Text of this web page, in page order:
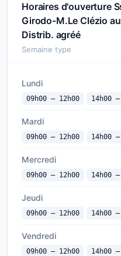
Horaires d'ouverture
Girodo-M.Le Clézio
Distrib. agréé
Semaine type
Lundi
09h00 — 12h00 14h00
Mardi
09h00 — 12h00 14h00
Mercredi
09h00 — 12h00 14h00
Jeudi
09h00 — 12h00 14h00
Vendredi
09h00 — 12h00 14h00